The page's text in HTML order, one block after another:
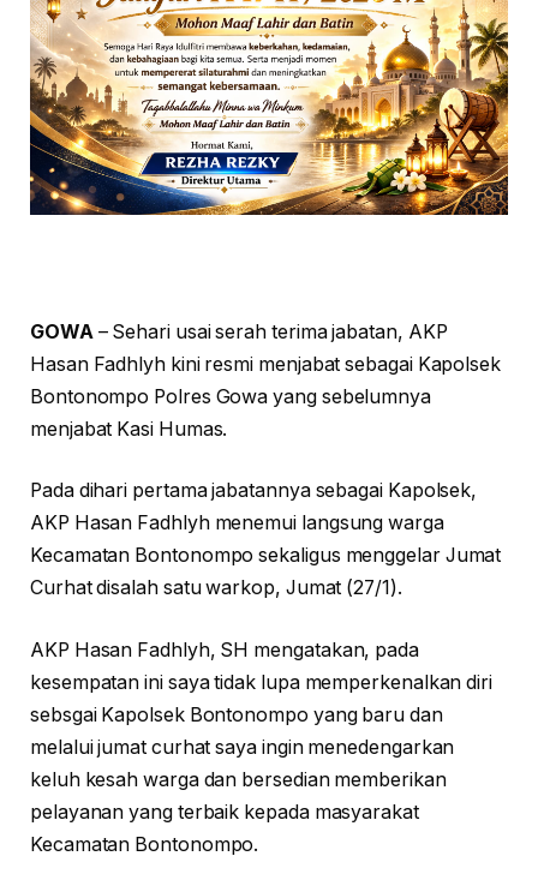
GOWA– Sehari usai serah terima jabatan, AKP
Hasan Fadhlyh kini resmi menjabat sebagai Kapolsek
Bontonompo Polres Gowa yang sebelumnya
menjabat Kasi Humas.
Pada dihari pertama jabatannya sebagai Kapolsek,
AKP Hasan Fadhlyh menemui langsung warga
Kecamatan Bontonompo sekaligus menggelar Jumat
Curhat disalah satu warkop, Jumat (27/1).
AKP Hasan Fadhlyh, SH mengatakan, pada
kesempatan ini saya tidak lupa memperkenalkan diri
sebsgai Kapolsek Bontonompo yang baru dan
melalui jumat curhat saya ingin menedengarkan
keluh kesah warga dan bersedian memberikan
pelayanan yang terbaik kepada masyarakat
Kecamatan Bontonompo.